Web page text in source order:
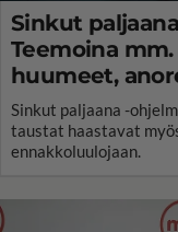
Sinkut
Teemoina
huumeet,
Sinkut paljaana -
taustat haastavat
ennakkoluulojaan.